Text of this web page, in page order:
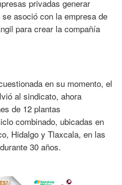
privadas generar
asoció con la empresa de
para crear la compañía
en su momento, el
al sindicato, ahora
de 12 plantas
combinado, ubicadas en
Hidalgo y Tlaxcala, en las
30 años.